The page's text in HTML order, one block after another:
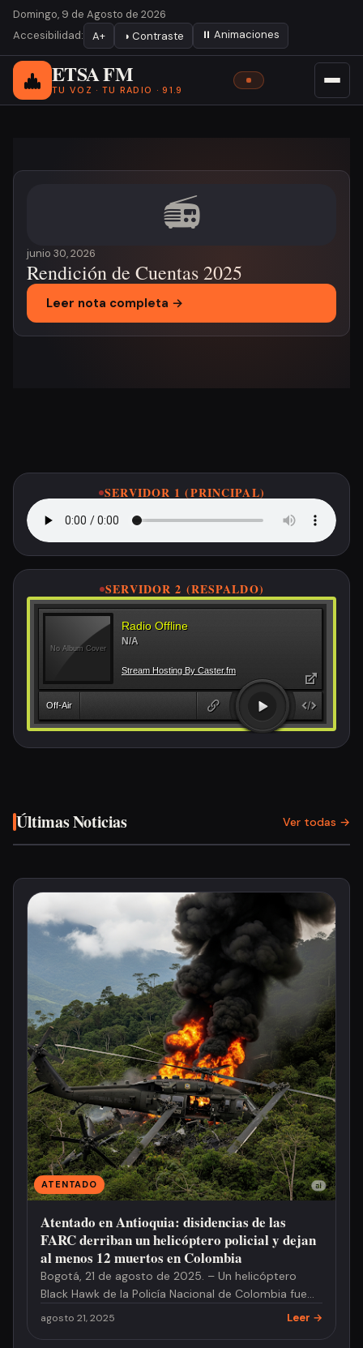
Domingo, 9 de Agosto de 2026
Accesibilidad:
A+ ◑ Contraste ⏸ Animaciones
ETSA FM
TU VOZ · TU RADIO · 91.9
Noticia destacada
📻
junio 30, 2026
Rendición de Cuentas 2025
Leer nota completa →
Escucha ETSA FM en Vivo
SERVIDOR 1 (PRINCIPAL)
SERVIDOR 2 (RESPALDO)
Últimas Noticias Ver todas →
ATENTADO
Atentado en Antioquia: disidencias de las
FARC derriban un helicóptero policial y dejan
al menos 12 muertos en Colombia
Bogotá, 21 de agosto de 2025. – Un helicóptero
Black Hawk de la Policía Nacional de Colombia fue
derribado este juev…
agosto 21, 2025 Leer →